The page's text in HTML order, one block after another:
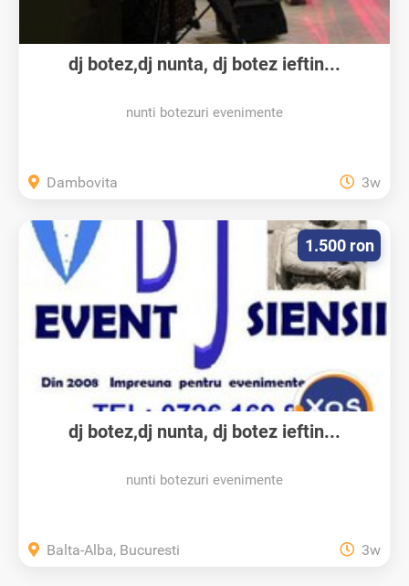
dj botez,dj nunta, dj botez ieftin...
nunti botezuri evenimente
Dambovita 3w
dj botez,dj nunta, dj botez ieftin...
nunti botezuri evenimente
1.500 ron
Balta-Alba, Bucuresti 3w